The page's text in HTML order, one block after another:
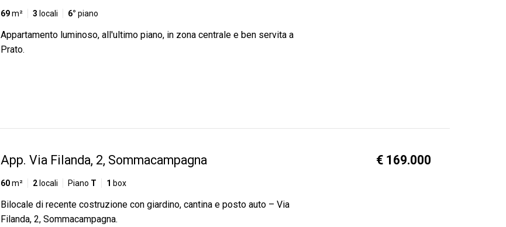
69m² 3 locali 6° piano
Appartamento luminoso, all'ultimo piano, in zona centrale e ben servita a
Prato.
App. Via Filanda, 2, Sommacampagna
60m² 2 locali Piano T 1 box
€ 169.000
Bilocale di recente costruzione con giardino, cantina e posto auto – Via
Filanda, 2, Sommacampagna.